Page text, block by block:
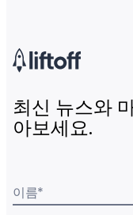
최신 뉴스와
아보세요.
이름*